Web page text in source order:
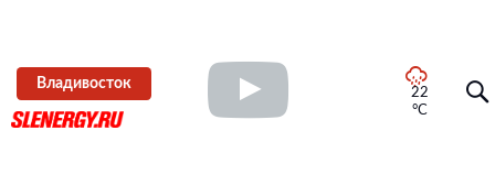
Владивосток
22
°C